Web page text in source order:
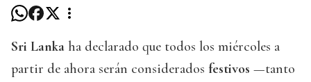
Sri Lanka ha declarado que todos los miércoles a
partir de ahora serán considerados festivos —tanto